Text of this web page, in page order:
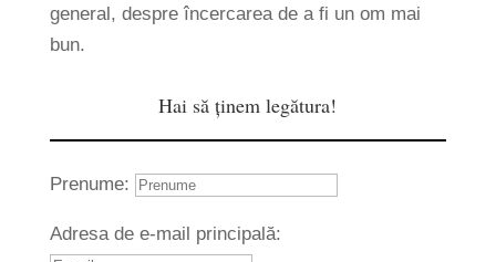
general, despre încercarea de a fi un om mai
bun.
Hai să ținem legătura!
Prenume:
Adresa de e-mail principală: